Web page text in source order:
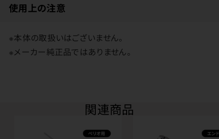
使用上の注意
※本体の取扱いはございません。
※メーカー純正品ではありません。
関連商品